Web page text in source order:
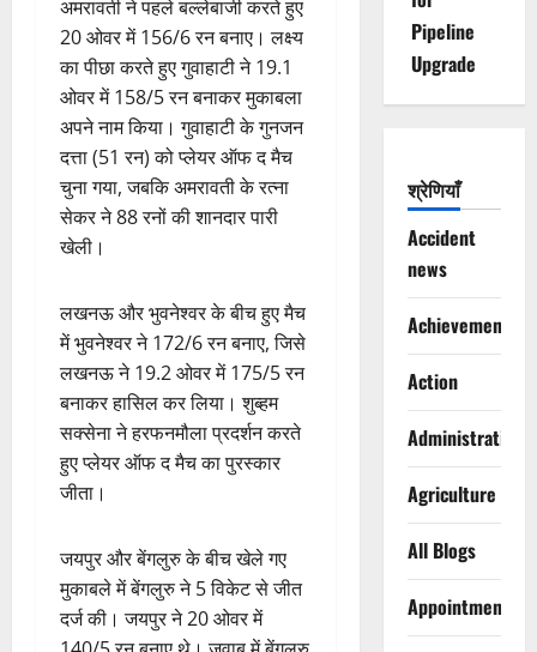
अमरावती ने पहले बल्लेबाजी करते हुए
20 ओवर में 156/6 रन बनाए। लक्ष्य
का पीछा करते हुए गुवाहाटी ने 19.1
ओवर में 158/5 रन बनाकर मुकाबला
अपने नाम किया। गुवाहाटी के गुनजन
दत्ता (51 रन) को प्लेयर ऑफ द मैच
चुना गया, जबकि अमरावती के रत्ना
सेकर ने 88 रनों की शानदार पारी
खेली।
लखनऊ और भुवनेश्वर के बीच हुए मैच
में भुवनेश्वर ने 172/6 रन बनाए, जिसे
लखनऊ ने 19.2 ओवर में 175/5 रन
बनाकर हासिल कर लिया। शुब्हम
सक्सेना ने हरफनमौला प्रदर्शन करते
हुए प्लेयर ऑफ द मैच का पुरस्कार
जीता।
जयपुर और बेंगलुरु के बीच खेले गए
मुकाबले में बेंगलुरु ने 5 विकेट से जीत
दर्ज की। जयपुर ने 20 ओवर में
Pipeline
Upgrade
श्रेणियाँ
Accident
news
Achievements
Action
Administration
Agriculture
All Blogs
Appointments